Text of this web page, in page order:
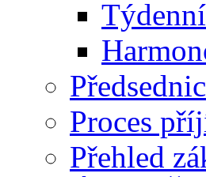
Proces
Přehled